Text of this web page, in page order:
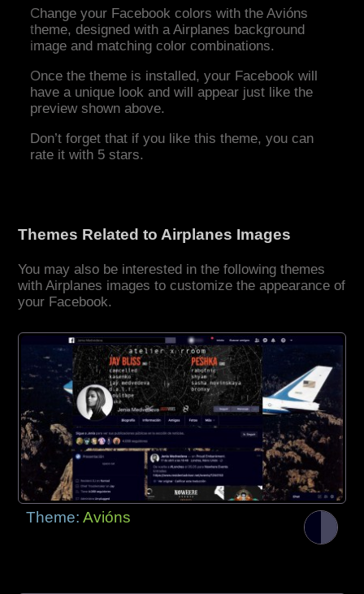
Change your Facebook colors with the Avións
theme, designed with a Airplanes background
image and matching color combinations.
Once the theme is installed, your Facebook will
have a unique look and will appear just like the
preview shown above.
Don’t forget that if you like this theme, you can
rate it with 5 stars.
Themes Related to Airplanes Images
You may also be interested in the following themes
with Airplanes images to customize the appearance of
your Facebook.
Theme:Avións